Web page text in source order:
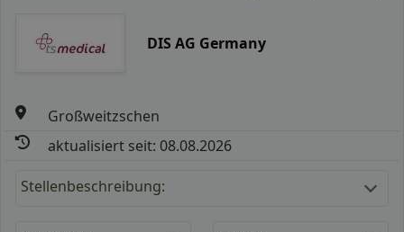
DIS AG Germany
Großweitzschen
aktualisiert seit: 08.08.2026
Stellenbeschreibung: